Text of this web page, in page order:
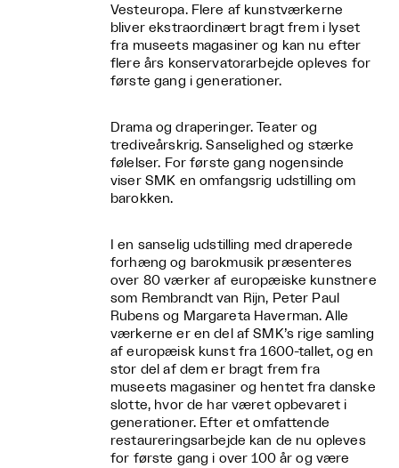
Vesteuropa. Flere af kunstværkerne
bliver ekstraordinært bragt frem i lyset
fra museets magasiner og kan nu efter
flere års konservatorarbejde opleves for
første gang i generationer.
Drama og draperinger. Teater og
trediveårskrig. Sanselighed og stærke
følelser. For første gang nogensinde
viser SMK en omfangsrig udstilling om
barokken.
I en sanselig udstilling med draperede
forhæng og barokmusik præsenteres
over 80 værker af europæiske kunstnere
som Rembrandt van Rijn, Peter Paul
Rubens og Margareta Haverman. Alle
værkerne er en del af SMK’s rige samling
af europæisk kunst fra 1600-tallet, og en
stor del af dem er bragt frem fra
museets magasiner og hentet fra danske
slotte, hvor de har været opbevaret i
generationer. Efter et omfattende
restaureringsarbejde kan de nu opleves
for første gang i over 100 år og være